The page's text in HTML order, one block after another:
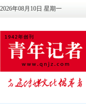
2026年08月10日 星期一